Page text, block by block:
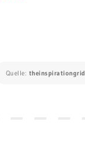
Quelle: theinspirationgrid